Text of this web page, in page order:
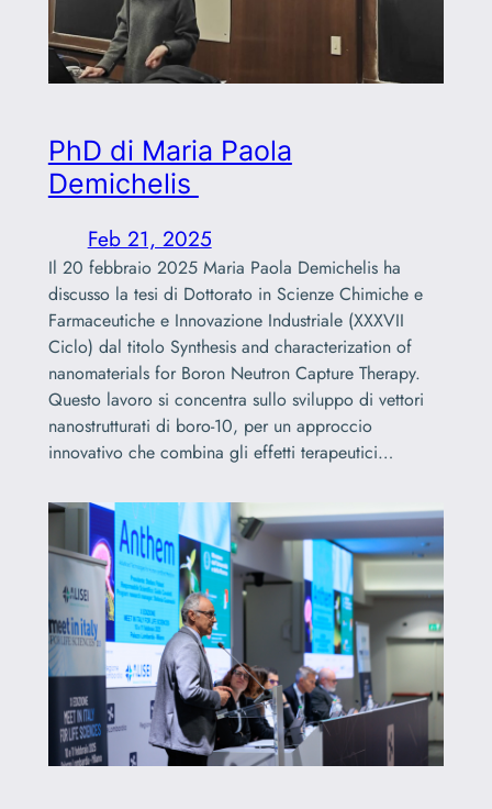
PhD di Maria Paola
Demichelis
Feb 21, 2025
Il 20 febbraio 2025 Maria Paola Demichelis ha
discusso la tesi di Dottorato in Scienze Chimiche e
Farmaceutiche e Innovazione Industriale (XXXVII
Ciclo) dal titolo Synthesis and characterization of
nanomaterials for Boron Neutron Capture Therapy.
Questo lavoro si concentra sullo sviluppo di vettori
nanostrutturati di boro-10, per un approccio
innovativo che combina gli effetti terapeutici…